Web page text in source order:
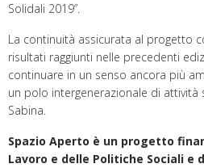
Solidali 2019”.
La continuità assicurata al progetto
risultati raggiunti nelle precedenti
continuare in un senso ancora più
un polo intergenerazionale di attività
Sabina.
Spazio Aperto è un progetto
Lavoro e delle Politiche Sociali e